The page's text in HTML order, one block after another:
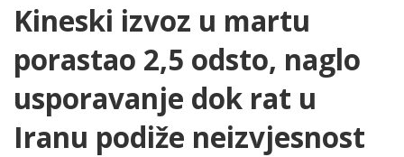
Kineski izvoz u martu
porastao 2,5 odsto, naglo
usporavanje dok rat u
Iranu podiže neizvjesnost